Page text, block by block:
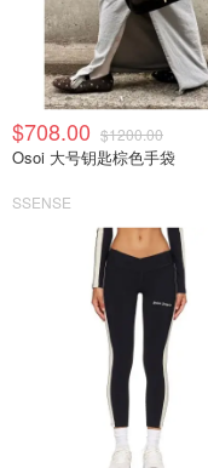
$708.00 $1200.00
Osoi 大号钥匙棕色手袋
SSENSE